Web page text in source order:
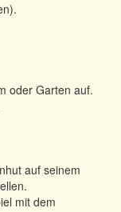
oder Garten auf.
auf seinem
mit dem